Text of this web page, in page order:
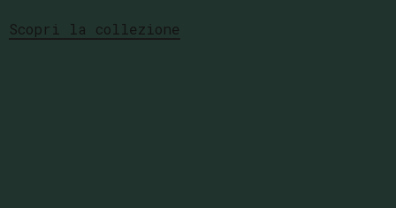
Scopri la collezione